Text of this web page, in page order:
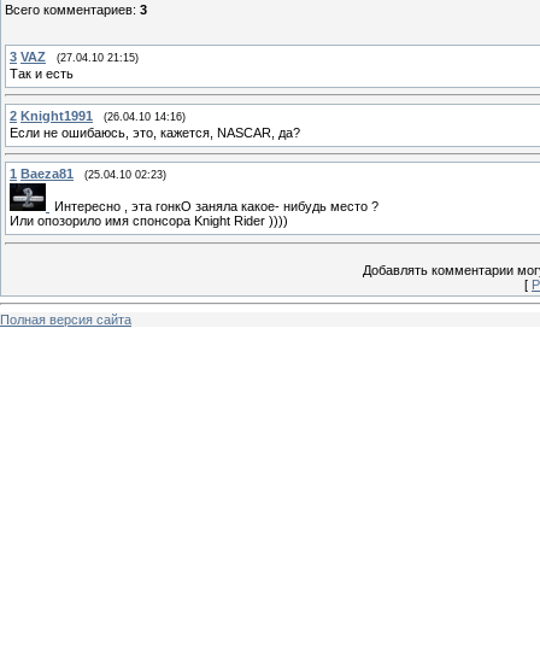
Всего комментариев: 3
3 VAZ (27.04.10 21:15)
Так и есть
2 Knight1991 (26.04.10 14:16)
Если не ошибаюсь, это, кажется, NASCAR, да?
1 Baeza81 (25.04.10 02:23)
Интересно , эта гонкО заняла какое- нибудь место ?
Или опозорило имя спонсора Knight Rider ))))
Добавлять комментарии
[
Полная версия сайта